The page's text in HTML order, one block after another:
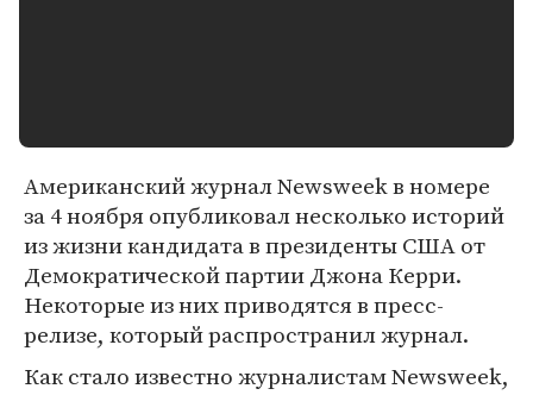
Американский журнал Newsweek в номере
за 4 ноября опубликовал несколько историй
из жизни кандидата в президенты США от
Демократической партии Джона Керри.
Некоторые из них приводятся в пресс-
релизе, который распространил журнал.
Как стало известно журналистам Newsweek,